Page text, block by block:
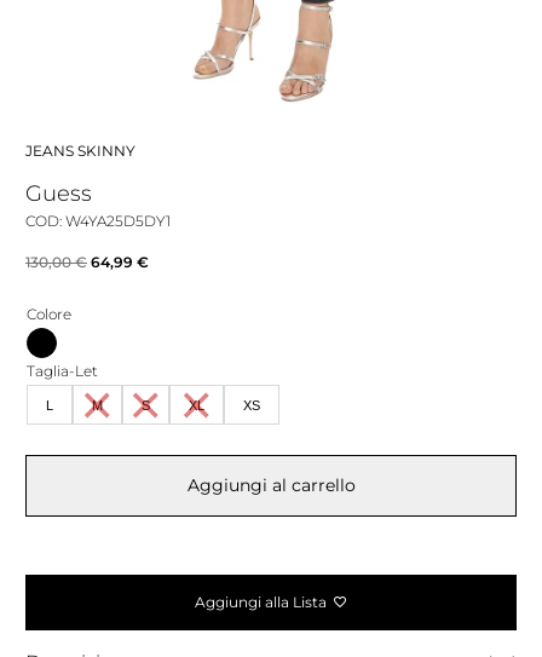
JEANS SKINNY
Guess
COD: W4YA25D5DY1
130,00€ Il
era:
130,00 €.
64,99 €Il
64,99 €.
Colore
Taglia-Let
L M S XL XS
Aggiungi al carrello
Aggiungi alla Lista